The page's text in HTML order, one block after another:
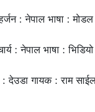
: नेपाल भाषा :
: नेपाल भाषा :
देउडा गायक : राम